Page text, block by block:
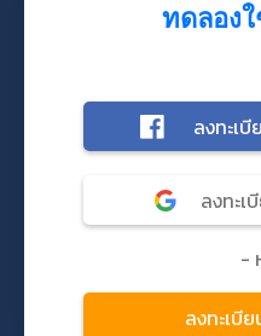
ทดลอง